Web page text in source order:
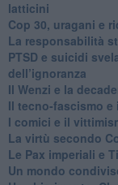
latticini
​Cop 30, uragani e
La responsabilità
PTSD e suicidi
dell’ignoranza
Il Wenzi e la
​Il tecno-fascismo
​I comici e il
​La virtù secondo
Le Pax imperiali e
Un mondo